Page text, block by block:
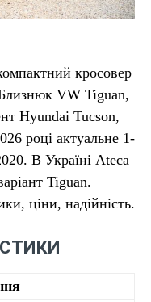
кросовер
VW Tiguan,
Hyundai Tucson,
році актуальне 1-
В Україні Ateca
Tiguan.
ціни, надійність.